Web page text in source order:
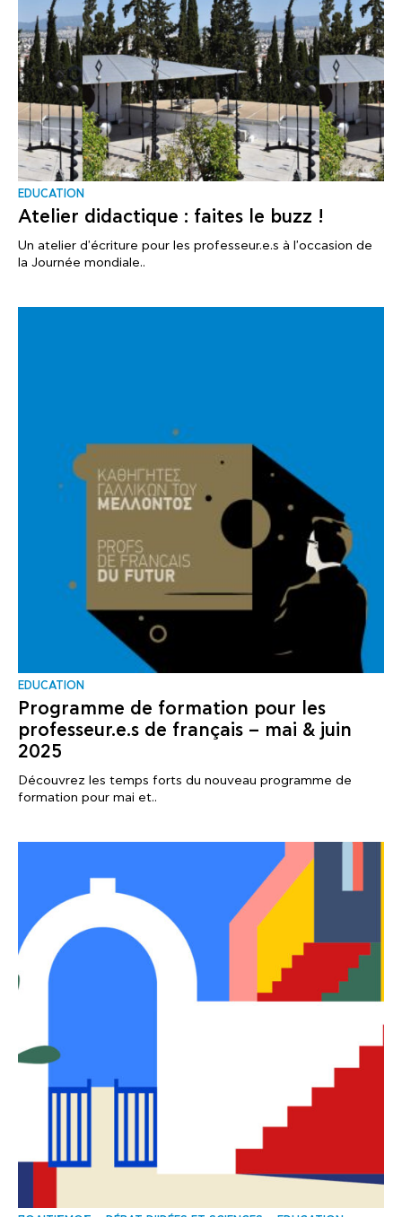
EDUCATION
Atelier didactique : faites le buzz !
Un atelier d'écriture pour les professeur.e.s à l'occasion de
la Journée mondiale..
EDUCATION
Programme de formation pour les
professeur.e.s de français – mai & juin
2025
Découvrez les temps forts du nouveau programme de
formation pour mai et..